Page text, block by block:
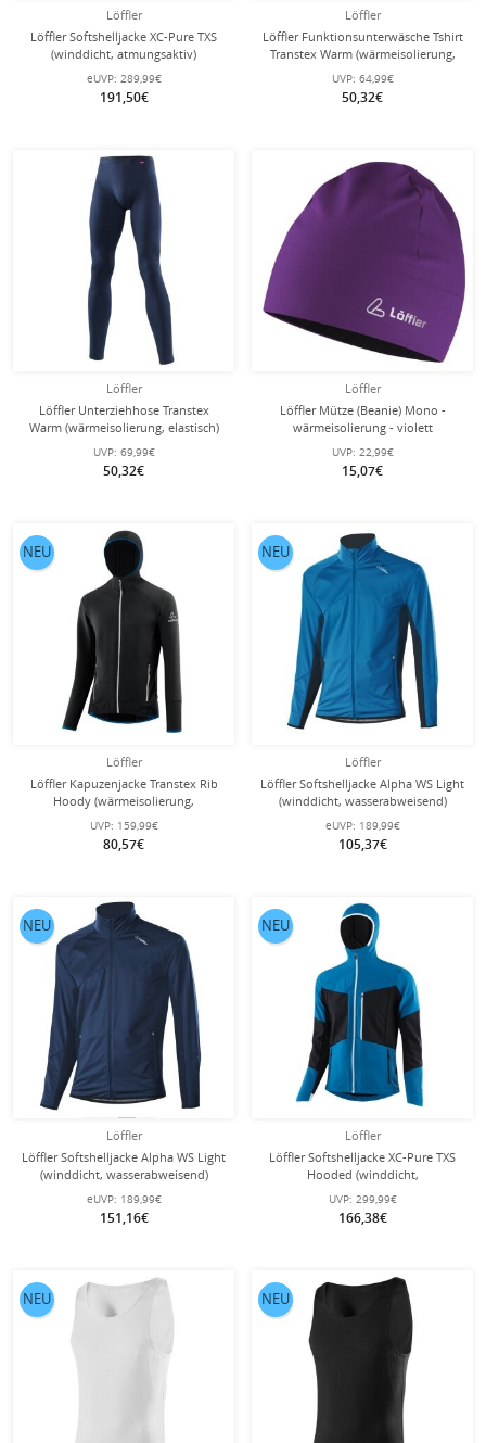
Löffler
Löffler Softshelljacke XC-Pure TXS
(winddicht, atmungsaktiv)
blau/schwarz Herren
eUVP: 289,99€
191,50€
Löffler
Löffler Funktionsunterwäsche Tshirt
Transtex Warm (wärmeisolierung,
schnelltrocknend) schwarz Herren
UVP: 64,99€
50,32€
Löffler
Löffler Unterziehhose Transtex
Warm (wärmeisolierung, elastisch)
lang Unterwäsche dunkelblau
Herren
UVP: 69,99€
50,32€
Löffler
Löffler Mütze (Beanie) Mono -
wärmeisolierung - violett
UVP: 22,99€
15,07€
Löffler
Löffler Kapuzenjacke Transtex Rib
Hoody (wärmeisolierung,
atmungsaktiv) schwarz/marineblau
Herren
UVP: 159,99€
80,57€
NEU
Löffler
Löffler Softshelljacke Alpha WS Light
(winddicht, wasserabweisend)
marineblau/schwarz Herren
eUVP: 189,99€
105,37€
NEU
Löffler
Löffler Softshelljacke Alpha WS Light
(winddicht, wasserabweisend)
dunkelblau Herren
eUVP: 189,99€
151,16€
NEU
Löffler
Löffler Softshelljacke XC-Pure TXS
Hooded (winddicht,
wasserabweisend) marineblau
Herren
UVP: 299,99€
166,38€
NEU
NEU NEU